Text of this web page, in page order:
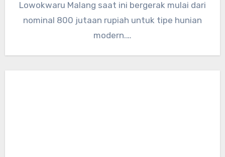
Lowokwaru Malang saat ini bergerak mulai dari
nominal 800 jutaan rupiah untuk tipe hunian
modern.…